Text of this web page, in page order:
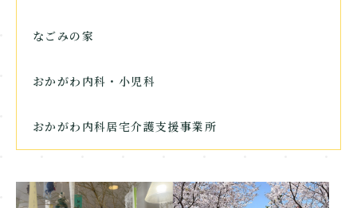
なごみの家
おかがわ内科・小児科
おかがわ内科居宅介護支援事業所